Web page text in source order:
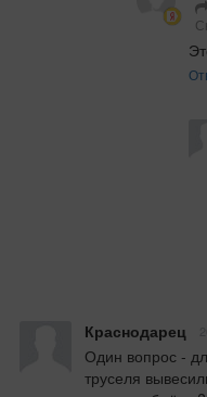
Краснодарец
Один вопрос -
труселя